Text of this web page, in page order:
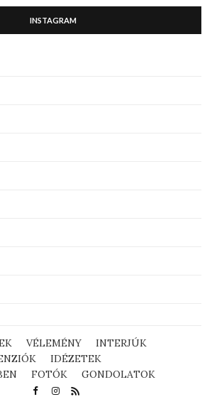
INSTAGRAM
VÉLEMÉNY
INTERJÚK
IDÉZETEK
FOTÓK GONDOLATOK